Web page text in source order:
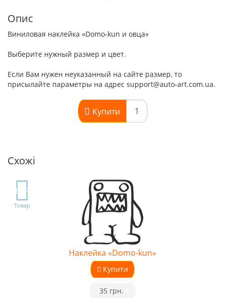
Опис
Виниловая наклейка «Domo-kun и овца»
Выберите нужный размер и цвет.
Если Вам нужен неуказанный на сайте размер, то
присылайте параметры на адрес support@auto-art.com.ua.
Купити
Схожі
TOP
Товар
Наклейка «Domo-kun»
Купити
35 грн.